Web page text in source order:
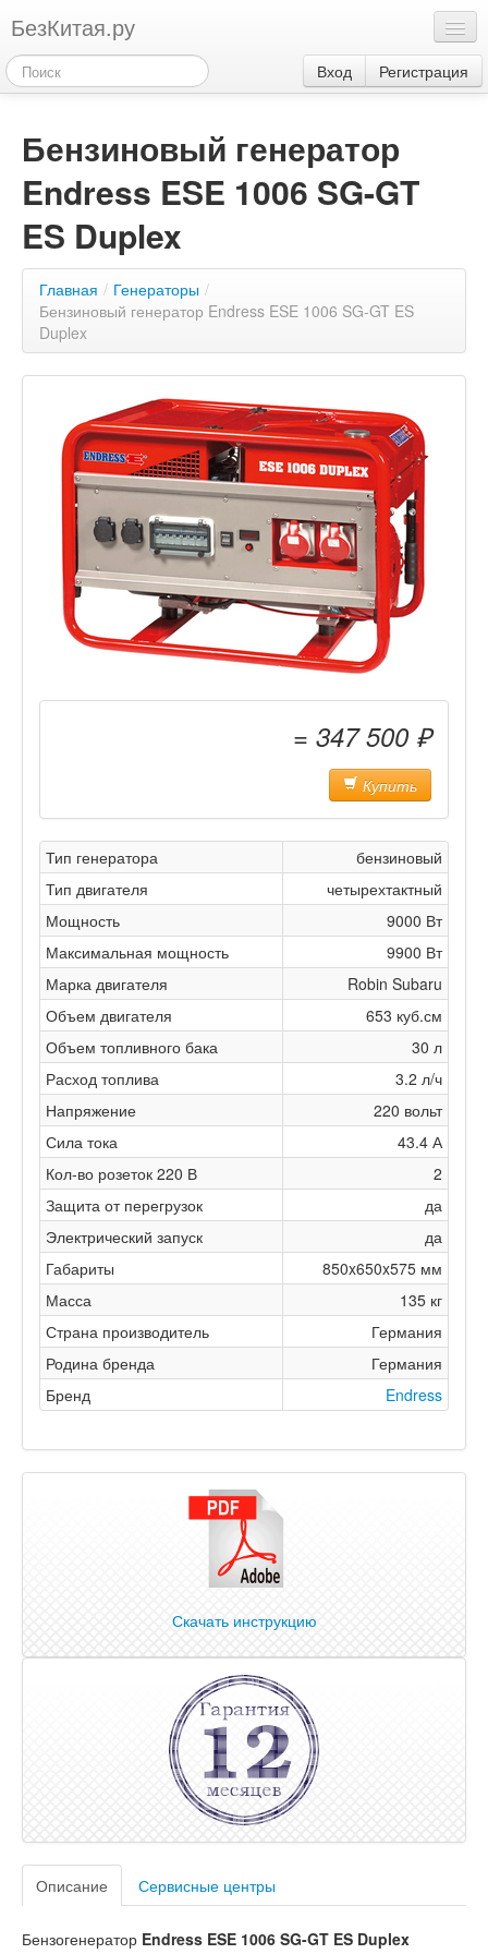
БезКитая.ру
Каталог
Контакты
Акции 3
Вход Регистрация
Бензиновый генератор
Endress ESE 1006 SG-GT
ES Duplex
Главная / Генераторы /
Бензиновый генератор Endress ESE 1006 SG-GT ES
Duplex
= 347 500 ₽
Купить
Тип генератора
бензиновый
Тип двигателя
четырехтактный
Мощность
9000 Вт
Максимальная мощность
9900 Вт
Марка двигателя
Robin Subaru
Объем двигателя
653 куб.см
Объем топливного бака
30 л
Расход топлива
3.2 л/ч
Напряжение
220 вольт
Сила тока
43.4 А
Кол-во розеток 220 В
2
Защита от перегрузок
да
Электрический запуск
да
Габариты
850x650x575 мм
Масса
135 кг
Страна производитель
Германия
Родина бренда
Германия
Бренд
Endress
Скачать инструкцию
Описание Сервисные центры
Бензогенератор Endress ESE 1006 SG-GT ES Duplex